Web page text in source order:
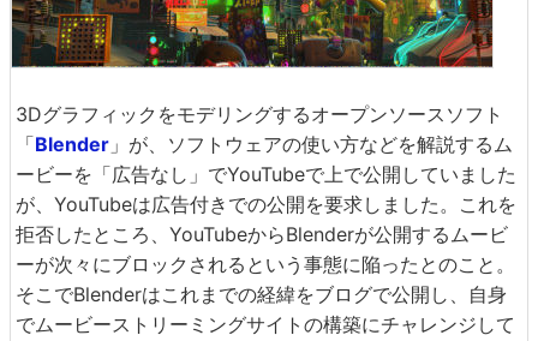
3Dグラフィックをモデリングするオープンソースソフト
「Blender 」が、ソフトウェアの使い方などを解説するム
ービーを「広告なし」でYouTubeで上で公開していました
が、YouTubeは広告付きでの公開を要求しました。これを
拒否したところ、YouTubeからBlenderが公開するムービ
ーが次々にブロックされるという事態に陥ったとのこと。
そこでBlenderはこれまでの経緯をブログで公開し、自身
でムービーストリーミングサイトの構築にチャレンジして